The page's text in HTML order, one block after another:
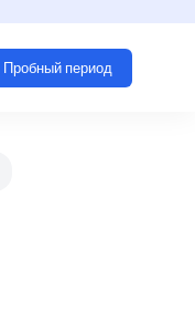
Пробный период